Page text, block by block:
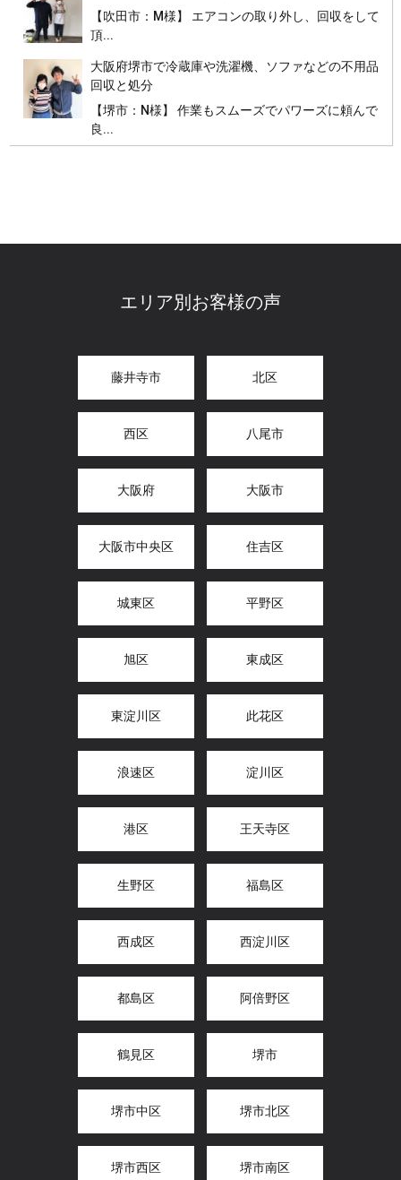
【吹田市：M様】 エアコンの取り外し、回収をして
頂...
大阪府堺市で冷蔵庫や洗濯機、ソファなどの不用品
回収と処分
【堺市：N様】 作業もスムーズでパワーズに頼んで
良...
エリア別お客様の声
藤井寺市 北区
西区 八尾市
大阪府 大阪市
大阪市中央区 住吉区
城東区 平野区
旭区 東成区
東淀川区 此花区
浪速区 淀川区
港区 王天寺区
生野区 福島区
西成区 西淀川区
都島区 阿倍野区
鶴見区 堺市
堺市中区 堺市北区
堺市西区 堺市南区